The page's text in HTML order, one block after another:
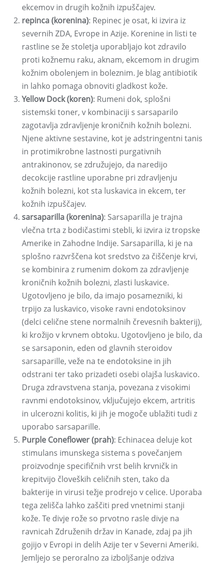
ekcemov in drugih kožnih izpuščajev.
repinca (korenina): Repinec je osat, ki izvira iz
severnih ZDA, Evrope in Azije. Korenine in listi te
rastline se že stoletja uporabljajo kot zdravilo
proti kožnemu raku, aknam, ekcemom in drugim
kožnim obolenjem in boleznim. Je blag antibiotik
in lahko pomaga obnoviti gladkost kože.
Yellow Dock (koren): Rumeni dok, splošni
sistemski toner, v kombinaciji s sarsaparilo
zagotavlja zdravljenje kroničnih kožnih bolezni.
Njene aktivne sestavine, kot je adstringentni tanis
in protimikrobne lastnosti purgativnih
antrakinonov, se združujejo, da naredijo
decokcije rastline uporabne pri zdravljenju
kožnih bolezni, kot sta luskavica in ekcem, ter
kožnih izpuščajev.
sarsaparilla (korenina): Sarsaparilla je trajna
vlečna trta z bodičastimi stebli, ki izvira iz tropske
Amerike in Zahodne Indije. Sarsaparilla, ki je na
splošno razvrščena kot sredstvo za čiščenje krvi,
se kombinira z rumenim dokom za zdravljenje
kroničnih kožnih bolezni, zlasti luskavice.
Ugotovljeno je bilo, da imajo posamezniki, ki
trpijo za luskavico, visoke ravni endotoksinov
(delci celične stene normalnih črevesnih bakterij),
ki krožijo v krvnem obtoku. Ugotovljeno je bilo, da
se sarsaponin, eden od glavnih steroidov
sarsaparille, veže na te endotoksine in jih
odstrani ter tako prizadeti osebi olajša luskavico.
Druga zdravstvena stanja, povezana z visokimi
ravnmi endotoksinov, vključujejo ekcem, artritis
in ulcerozni kolitis, ki jih je mogoče ublažiti tudi z
uporabo sarsaparille.
Purple Coneflower (prah): Echinacea deluje kot
stimulans imunskega sistema s povečanjem
proizvodnje specifičnih vrst belih krvničk in
krepitvijo človeških celičnih sten, tako da
bakterije in virusi težje prodrejo v celice. Uporaba
tega zelišča lahko zaščiti pred vnetnimi stanji
kože. Te divje rože so prvotno rasle divje na
ravnicah Združenih držav in Kanade, zdaj pa jih
gojijo v Evropi in delih Azije ter v Severni Ameriki.
Jemljejo se peroralno za izboljšanje odziva